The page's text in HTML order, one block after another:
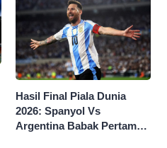
Hasil Final Piala Dunia
2026: Spanyol Vs
Argentina Babak Pertama